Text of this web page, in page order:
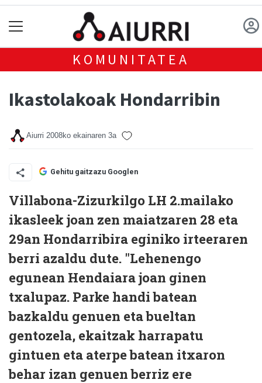
KOMUNITATEA
Ikastolakoak Hondarribin
Aiurri 2008ko ekainaren 3a
Gehitu gaitzazu Googlen
Villabona-Zizurkilgo LH 2.mailako
ikasleek joan zen maiatzaren 28 eta
29an Hondarribira eginiko irteeraren
berri azaldu dute. "Lehenengo
egunean Hendaiara joan ginen
txalupaz. Parke handi batean
bazkaldu genuen eta bueltan
gentozela, ekaitzak harrapatu
gintuen eta aterpe batean itxaron
behar izan genuen berriz ere